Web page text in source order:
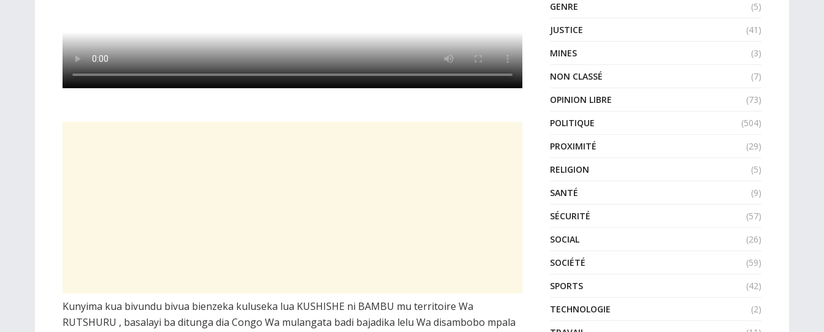
Kunyima kua bivundu bivua bienzeka kuluseka lua KUSHISHE ni BAMBU mu territoire Wa
RUTSHURU , basalayi ba ditunga dia Congo Wa mulangata badi bajadika lelu Wa disambobo mpala
GENRE
(5)
JUSTICE
(41)
MINES
(3)
NON CLASSÉ
(7)
OPINION LIBRE
(73)
POLITIQUE
(504)
PROXIMITÉ
(29)
RELIGION
(5)
SANTÉ
(9)
SÉCURITÉ
(57)
SOCIAL
(26)
SOCIÉTÉ
(59)
SPORTS
(42)
TECHNOLOGIE
(2)